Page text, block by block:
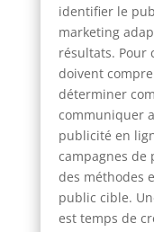
identifier le
marketing
résultats. Pour
doivent
déterminer
communiquer
publicité en
campagnes de
des méthodes
public cible.
est temps de